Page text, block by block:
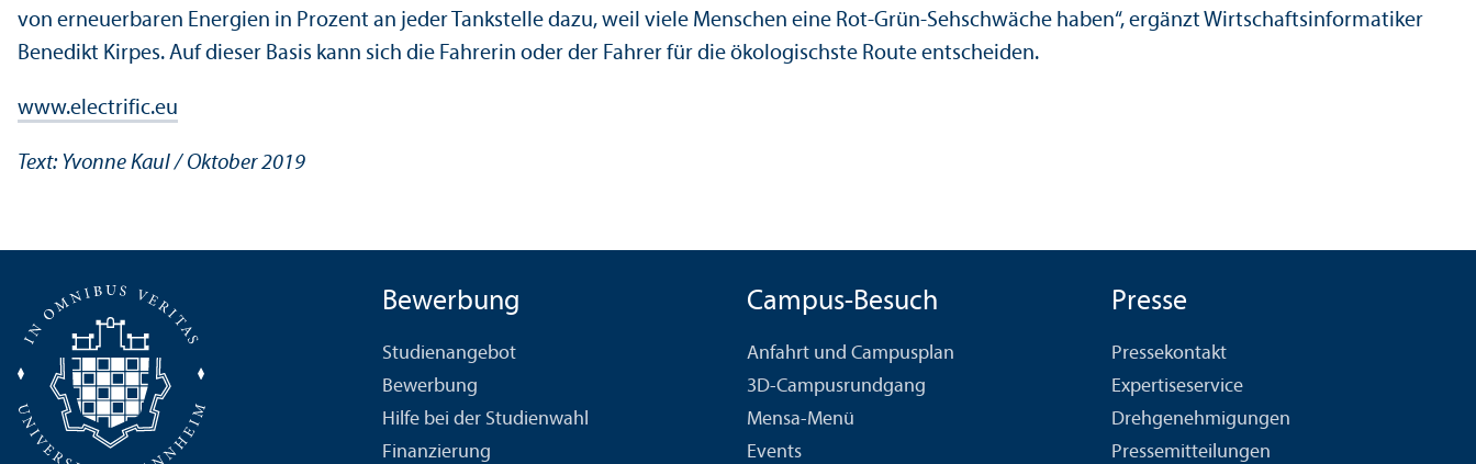
von erneuerbaren Energien in Prozent an jeder Tankstelle dazu, weil viele Menschen eine Rot-Grün-Sehschwäche haben“, ergänzt Wirtschafts­informatiker
Benedikt Kirpes. Auf dieser Basis kann sich die Fahrerin oder der Fahrer für die ökologischste Route entscheiden.
www.electrific.eu
Text: Yvonne Kaul / Oktober 2019
Bewerbung
Studien­angebot
Bewerbung
Hilfe bei der Studien­wahl
Finanzierung
Campus-Besuch
Anfahrt und Campusplan
3D-Campusrundgang
Mensa-Menü
Events
Presse
Pressekontakt
Expertiseservice
Drehgenehmigungen
Pressemitteilungen